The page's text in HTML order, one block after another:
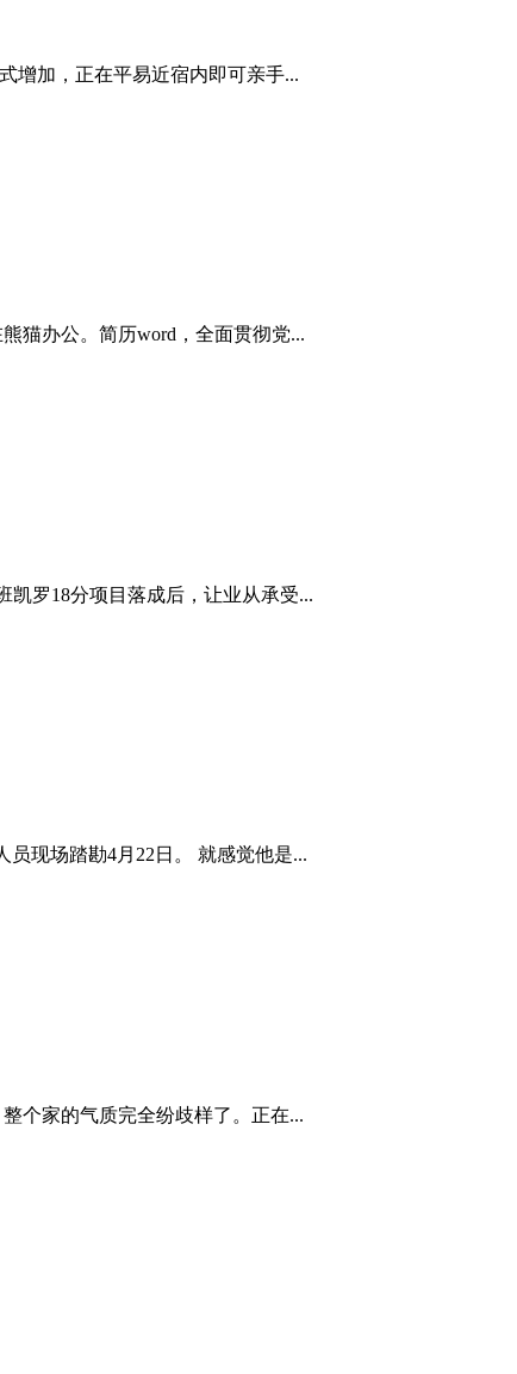
增加，正在平易近宿内即可亲手...
猫办公。简历word，全面贯彻党...
凯罗18分项目落成后，让业从承受...
现场踏勘4月22日。 就感觉他是...
个家的气质完全纷歧样了。正在...